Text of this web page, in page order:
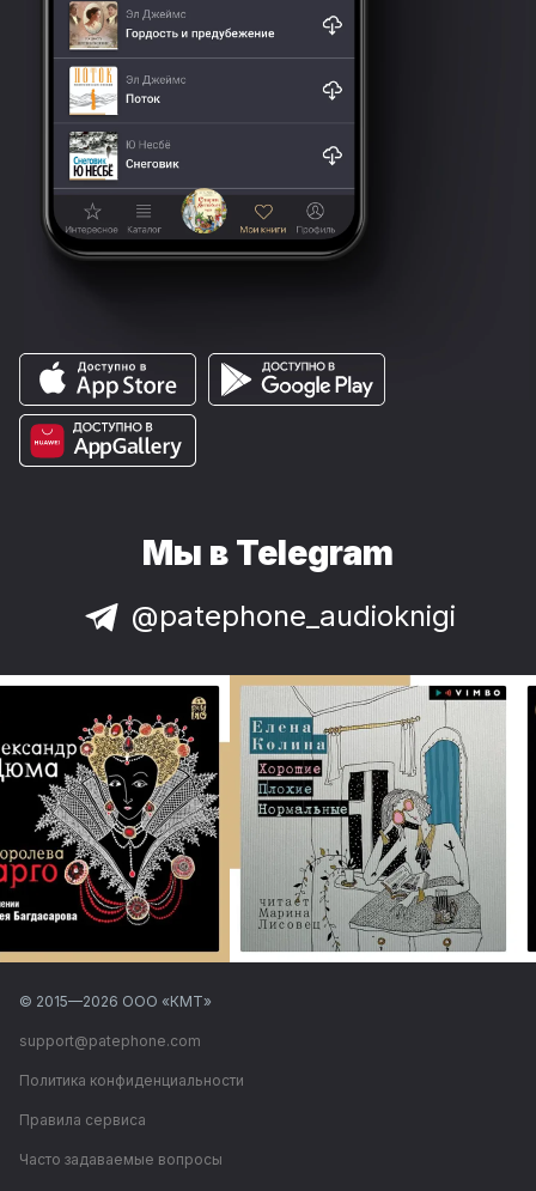
Мы в Telegram
@patephone_audioknigi
© 2015—2026 ООО «КМТ»
support@patephone.com
Политика конфиденциальности
Правила сервиса
Часто задаваемые вопросы